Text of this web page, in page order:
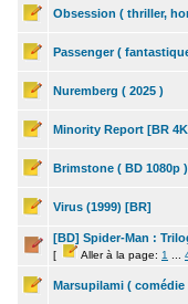
Obsession ( thriller,
Passenger (
Nuremberg ( 2025 )
Minority Report [BR
Brimstone ( BD 1080p )
Virus (1999) [BR]
[BD] Spider-Man :
[ Aller à la page: 1
Marsupilami ( comédie